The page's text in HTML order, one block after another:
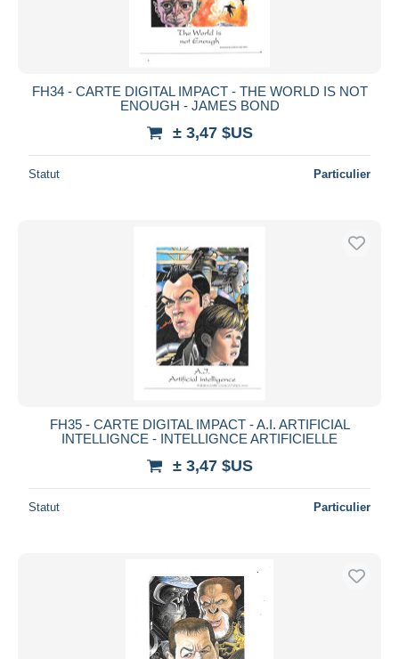
FH34 - CARTE DIGITAL IMPACT - THE WORLD IS NOT
ENOUGH - JAMES BOND
± 3,47 $US
Statut Particulier
FH35 - CARTE DIGITAL IMPACT - A.I. ARTIFICIAL
INTELLIGNCE - INTELLIGNCE ARTIFICIELLE
± 3,47 $US
Statut Particulier